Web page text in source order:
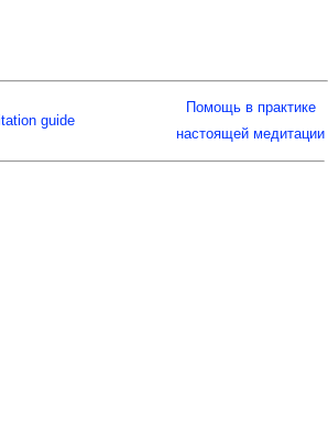
guide
Помощь в практике
настоящей медитации